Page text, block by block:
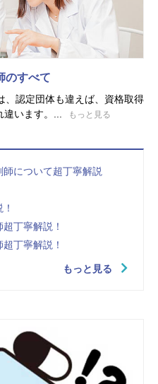
のすべて
、認定団体も違えば、資格取得
います。...
もっと見る
について超丁寧解説
丁寧解説！
丁寧解説！
もっと見る